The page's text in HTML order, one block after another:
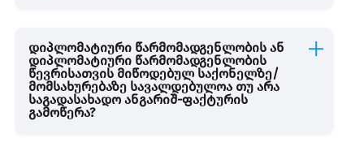
დიპლომატიური წარმომადგენლობის ან
დიპლომატიური წარმომადგენლობის
წევრისათვის მიწოდებულ საქონელზე/
მომსახურებაზე სავალდებულოა თუ არა
საგადასახადო ანგარიშ-ფაქტურის
გამოწერა?